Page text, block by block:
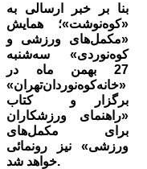
بنا بر خبر ارسالی به
«کوه‌نوشت»؛ همایش
«مکمل‌های ورزشی و
کوه‌نوردی» سه‌شنبه
27 بهمن ماه در
«خانه‌کوه‌نوردان‌تهران»
برگزار و کتاب
«راهنمای ورزشکاران
برای مکمل‌های
ورزشی» نیز رونمائی
خواهد شد.